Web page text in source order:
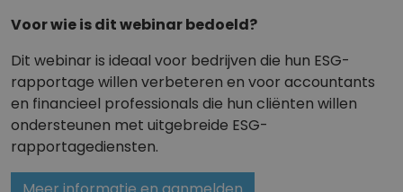
Voor wie is dit webinar bedoeld?
Dit webinar is ideaal voor bedrijven die hun ESG-
rapportage willen verbeteren en voor accountants
en financieel professionals die hun cliënten willen
ondersteunen met uitgebreide ESG-
rapportagediensten.